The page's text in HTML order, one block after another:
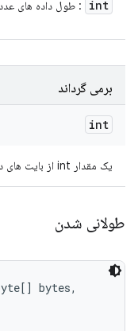
int : طول داده های
برمی گرداند
int
یک مقدار int از بایت های داده شده.
طولانی شدن
bytes,